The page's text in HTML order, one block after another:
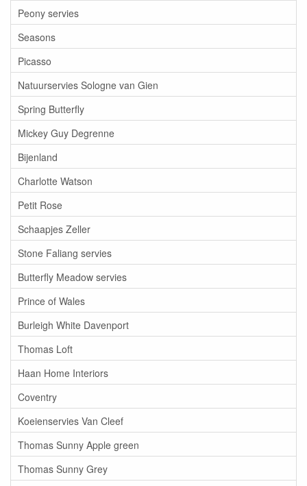
Peony servies
Seasons
Picasso
Natuurservies Sologne van Gien
Spring Butterfly
Mickey Guy Degrenne
Bijenland
Charlotte Watson
Petit Rose
Schaapjes Zeller
Stone Faliang servies
Butterfly Meadow servies
Prince of Wales
Burleigh White Davenport
Thomas Loft
Haan Home Interiors
Coventry
Koeienservies Van Cleef
Thomas Sunny Apple green
Thomas Sunny Grey